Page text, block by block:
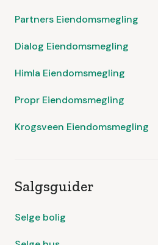
Partners Eiendomsmegling
Dialog Eiendomsmegling
Himla Eiendomsmegling
Propr Eiendomsmegling
Krogsveen Eiendomsmegling
Salgsguider
Selge bolig